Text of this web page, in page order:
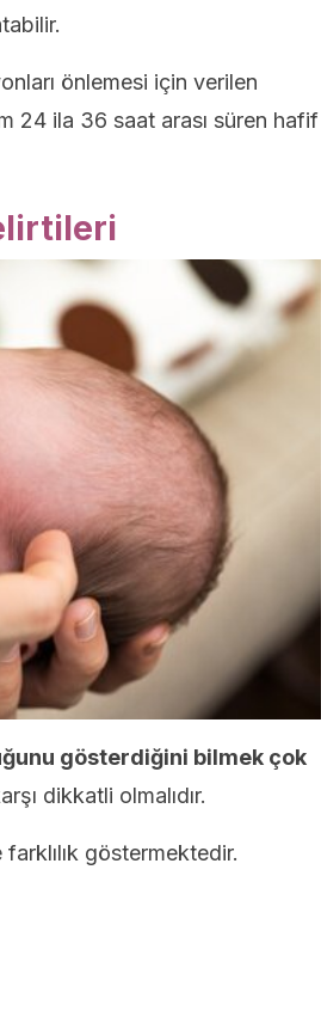
önlemesi için verilen
24 ila 36 saat arası süren hafif
gösterdiğini bilmek çok
dikkatli olmalıdır.
göstermektedir.